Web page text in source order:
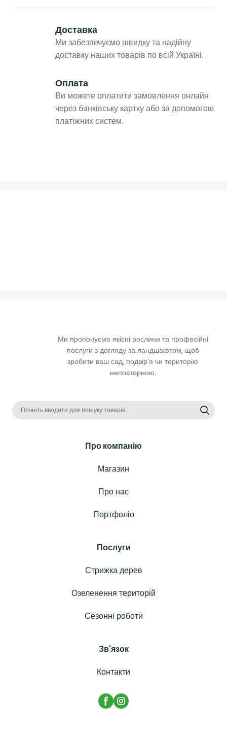
Доставка
Ми забезпечуємо швидку та надійну
доставку наших товарів по всій Україні.
Оплата
Ви можете оплатити замовлення онлайн
через банківську картку або за допомогою
платіжних систем.
Ми пропонуємо якісні рослини та професійні
послуги з догляду за ландшафтом, щоб
зробити ваш сад, подвір’я чи територію
неповторною.
Про компанію
Магазин
Про нас
Портфоліо
Послуги
Стрижка дерев
Озеленення територій
Сезонні роботи
Зв'язок
Контакти